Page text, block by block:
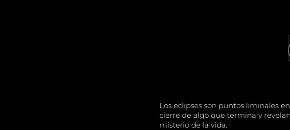
Los eclipses son puntos liminales
cierre de algo que termina y
misterio de la vida.